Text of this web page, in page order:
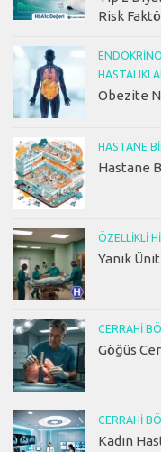
Risk
Obezite
HASTANE
Hastane
ÖZELLIKLI
Yanık
CERRAHI
Göğüs
CERRAHI
Kadın